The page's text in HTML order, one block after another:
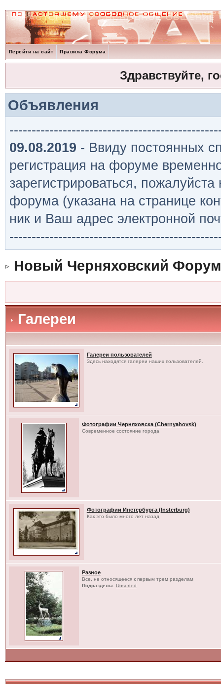
Перейти на сайт Правила Форума
Здравствуйте,
Объявления
09.08.2019 - Ввиду постоянных
регистрация на форуме
зарегистрироваться,
форума (указана на странице
ник и Ваш адрес электронной
Новый Черняховский Форум
Галереи
Галереи пользователей
Здесь находятся галереи наших пользователей.
Фотографии Черняховска (Chernyahovsk)
Современное состояние города
Фотографии Инстербурга (Insterburg)
Как это было много лет назад
Разное
Все, не относящееся к первым трем разделам
Подразделы: Unsorted